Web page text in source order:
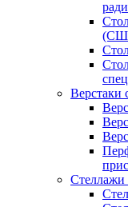
Верстаки
Стеллажи